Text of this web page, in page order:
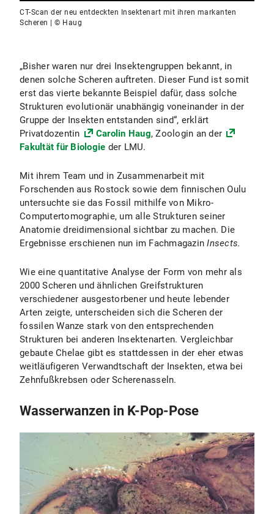
CT-Scan der neu entdeckten Insektenart mit ihren markanten
Scheren | © Haug
„Bisher waren nur drei Insektengruppen bekannt, in
denen solche Scheren auftreten. Dieser Fund ist somit
erst das vierte bekannte Beispiel dafür, dass solche
Strukturen evolutionär unabhängig voneinander in der
Gruppe der Insekten entstanden sind“, erklärt
Privatdozentin
Carolin Haug, Zoologin an der
Fakultät für Biologie der LMU.
Mit ihrem Team und in Zusammenarbeit mit
Forschenden aus Rostock sowie dem finnischen Oulu
untersuchte sie das Fossil mithilfe von Mikro-
Computertomographie, um alle Strukturen seiner
Anatomie dreidimensional sichtbar zu machen. Die
Ergebnisse erschienen nun im FachmagazinInsects.
Wie eine quantitative Analyse der Form von mehr als
2000 Scheren und ähnlichen Greifstrukturen
verschiedener ausgestorbener und heute lebender
Arten zeigte, unterscheiden sich die Scheren der
fossilen Wanze stark von den entsprechenden
Strukturen bei anderen Insektenarten. Vergleichbar
gebaute Chelae gibt es stattdessen in der eher etwas
weitläufigeren Verwandtschaft der Insekten, etwa bei
Zehnfußkrebsen oder Scherenasseln.
Wasserwanzen in K-Pop-Pose